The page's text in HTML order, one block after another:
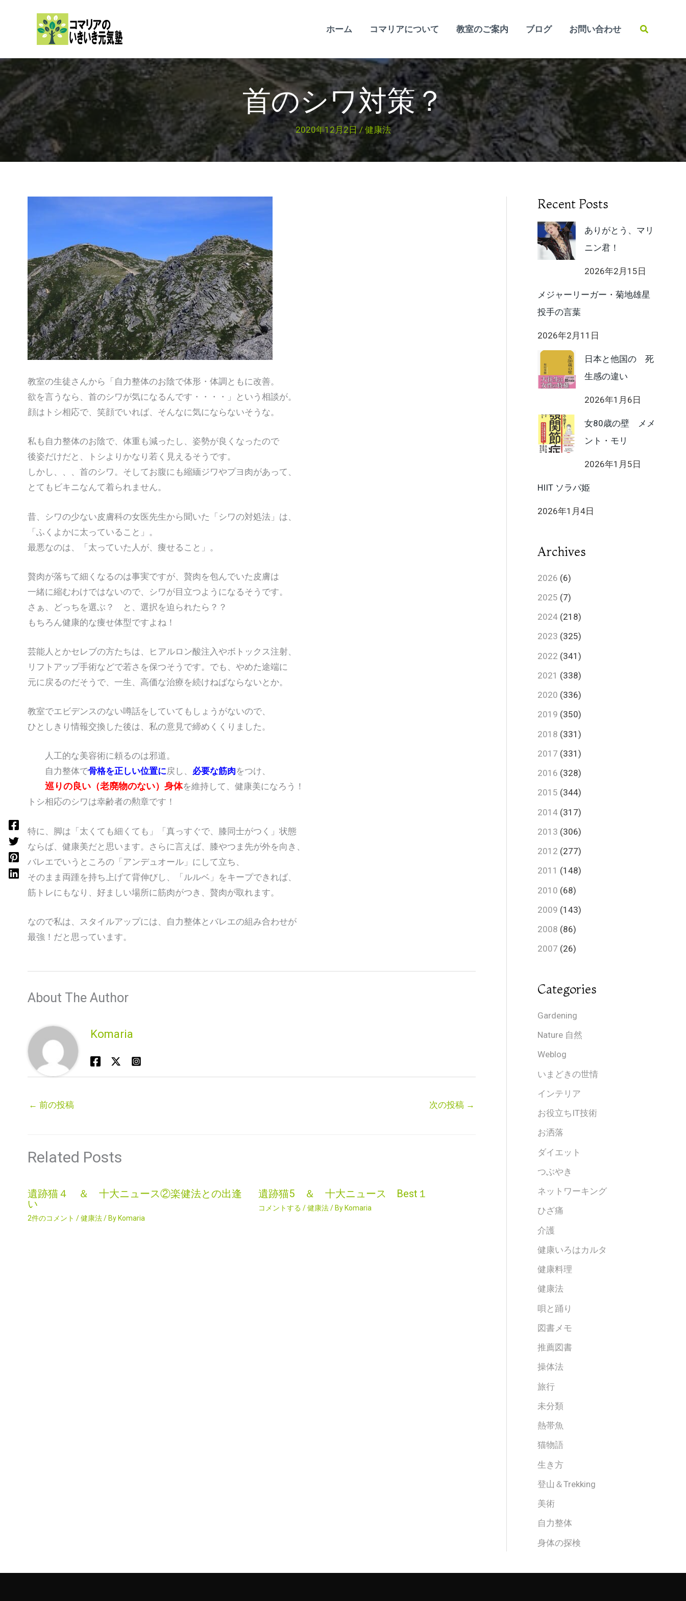
キ
プ
ホーム コマリアについて 教室のご案内 ブログ お問い合わせ
検
首のシワ対策？
2020年12月2日/ 健康法
教室の生徒さんから「自力整体のお陰で体形・体調ともに改善。
欲を言うなら、首のシワが気になるんです・・・・」という相談が。
顔はトシ相応で、笑顔でいれば、そんなに気にならないそうな。
私も自力整体のお陰で、体重も減ったし、姿勢が良くなったので
後姿だけだと、トシよりかなり若く見えるそうです。
しかし、、、首のシワ。そしてお腹にも縮緬ジワやプヨ肉があって、
とてもビキニなんて着られません。
昔、シワの少ない皮膚科の女医先生から聞いた「シワの対処法」は、
「ふくよかに太っていること」。
最悪なのは、「太っていた人が、痩せること」。
贅肉が落ちて細くなるのは事実ですが、贅肉を包んでいた皮膚は
一緒に縮むわけではないので、シワが目立つようになるそうです。
さぁ、どっちを選ぶ？ と、選択を迫られたら？？
もちろん健康的な痩せ体型ですよね！
芸能人とかセレブの方たちは、ヒアルロン酸注入やボトックス注射、
リフトアップ手術などで若さを保つそうです。でも、やめた途端に
元に戻るのだそうで、一生、高価な治療を続けねばならないとか。
教室でエビデンスのない噂話をしていてもしょうがないので、
ひとしきり情報交換した後は、私の意見で締めくくりました。
人工的な美容術に頼るのは邪道。
自力整体で骨格を正しい位置に戻し、 必要な筋肉をつけ、
巡りの良い（老廃物のない）身体を維持して、健康美になろう！
トシ相応のシワは幸齢者の勲章です！
特に、脚は「太くても細くても」「真っすぐで、膝同士がつく」状態
ならば、健康美だと思います。さらに言えば、膝やつま先が外を向き、
バレエでいうところの「アンデュオール」にして立ち、
そのまま両踵を持ち上げて背伸びし、「ルルベ」をキープできれば、
筋トレにもなり、好ましい場所に筋肉がつき、贅肉が取れます。
なので私は、スタイルアップには、自力整体とバレエの組み合わせが
最強！だと思っています。
About The Author
Komaria
← 前の投稿 次の投稿 →
Related Posts
遺跡猫４ ＆ 十大ニュース②楽健法との出逢
い
2件のコメント /健康法/ By Komaria
遺跡猫5 ＆ 十大ニュース Best１
コメントする /健康法/ By Komaria
Recent Posts
ありがとう、マリ
ニン君！
2026年2月15日
メジャーリーガー・菊地雄星
投手の言葉
2026年2月11日
日本と他国の 死
生感の違い
2026年1月6日
女80歳の壁 メメ
ント・モリ
2026年1月5日
HIIT ソラパ姫
2026年1月4日
Archives
2026 (6)
2025 (7)
2024 (218)
2023 (325)
2022 (341)
2021 (338)
2020 (336)
2019 (350)
2018 (331)
2017 (331)
2016 (328)
2015 (344)
2014 (317)
2013 (306)
2012 (277)
2011 (148)
2010 (68)
2009 (143)
2008 (86)
2007 (26)
Categories
Gardening
Nature 自然
Weblog
いまどきの世情
インテリア
お役立ちIT技術
お洒落
ダイエット
つぶやき
ネットワーキング
ひざ痛
介護
健康いろはカルタ
健康料理
健康法
唄と踊り
図書メモ
推薦図書
操体法
旅行
未分類
熱帯魚
猫物語
生き方
登山＆Trekking
美術
自力整体
身体の探検